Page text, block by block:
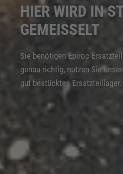
HIER WIRD IN
GEMEISSELT
Sie benötigen Epiroc
genau richtig, nutzen Sie
gut bestücktes Ersatzteillager.